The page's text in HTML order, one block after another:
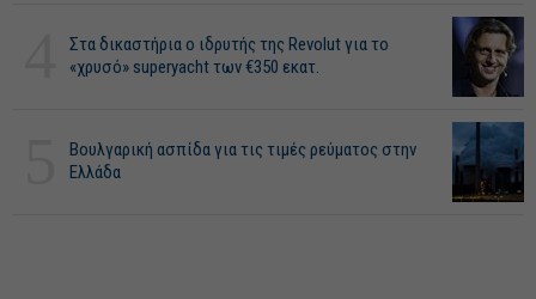
Στα δικαστήρια ο ιδρυτής της Revolut για το
«χρυσό» superyacht των €350 εκατ.
Βουλγαρική ασπίδα για τις τιμές ρεύματος στην
Ελλάδα